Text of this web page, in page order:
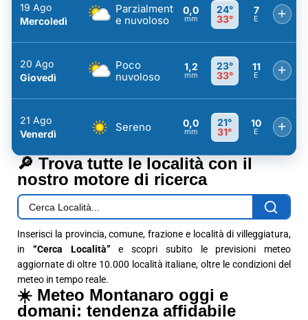
19 Ago
Mercoledì
Parzialment
e nuvoloso
0,0
mm
24°
33°
7
E +
20 Ago
Giovedì
Poco
nuvoloso
1,2
mm
23°
33°
11
E +
21 Ago
Venerdì
Sereno 0,0
mm
21°
31°
10
E +
🔎 Trova tutte le località con il
nostro motore di ricerca
Inserisci la provincia, comune, frazione e località di villeggiatura,
in “Cerca Località” e scopri subito le previsioni meteo
aggiornate di oltre 10.000 località italiane, oltre le condizioni del
meteo in tempo reale.
☀️ Meteo Montanaro oggi e
domani: tendenza affidabile